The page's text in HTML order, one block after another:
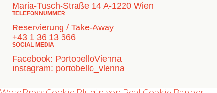
Maria-Tusch-Straße 14 A-1220 Wien
TELEFONNUMMER
Reservierung / Take-Away
+43 1 36 13 666
SOCIAL MEDIA
Facebook: PortobelloVienna
Instagram: portobello_vienna